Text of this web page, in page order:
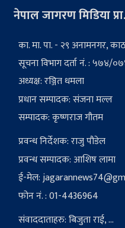
नेपाल जागरण मिडिया
का. मा. पा. - २९ अनामनगर,
सूचना विभाग दर्ता नं. : ५७४/
अध्यक्ष: रञ्जित धमला
प्रधान सम्पादक: संजना मल्ल
सम्पादक: कृष्णराज गौतम
प्रवन्ध निर्देशक: राजु पौडेल
प्रवन्ध सम्पादक: आशिष लामा
ई-मेल:
फोन नं. : 01-4436964
संवाददाताहरु: बिजुता राई, ...